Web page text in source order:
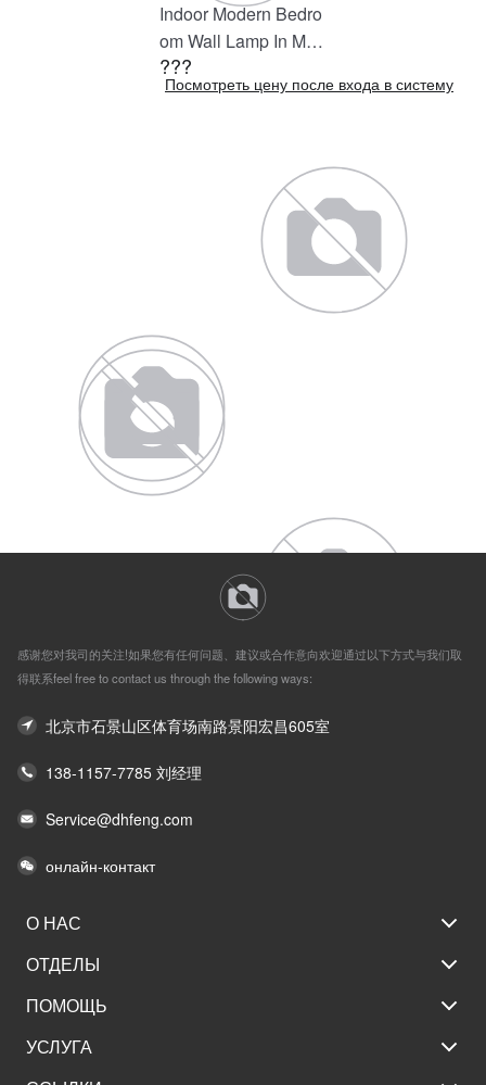
Indoor Modern Bedro
om Wall Lamp In Matt
e Black, Iron Clear Gl
ass Shade,4-Lights E
???
Посмотреть цену после входа в систему
感谢您对我司的关注!如果您有任何问题、建议或合作意向欢迎通过以下方式与我们取
得联系feel free to contact us through the following ways:
北京市石景山区体育场南路景阳宏昌605室
138-1157-7785 刘经理
Service@dhfeng.com
онлайн-контакт
О НАС
ОТДЕЛЫ
ПОМОЩЬ
УСЛУГА